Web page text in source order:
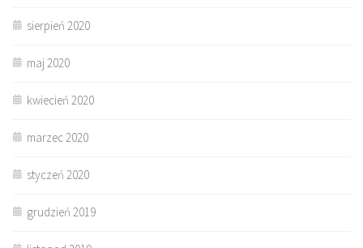
sierpień 2020
maj 2020
kwiecień 2020
marzec 2020
styczeń 2020
grudzień 2019